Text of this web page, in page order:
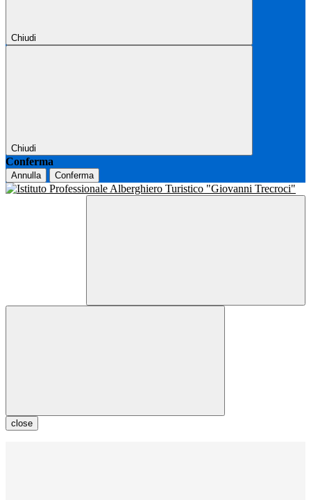
Chiudi
Chiudi
Conferma
Annulla Conferma
close